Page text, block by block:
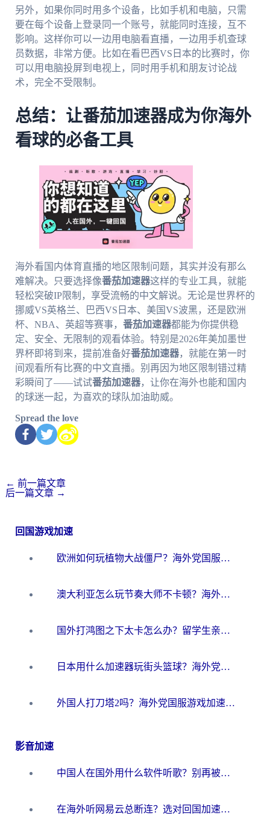
另外，如果你同时用多个设备，比如手机和电脑，只需
要在每个设备上登录同一个账号，就能同时连接，互不
影响。这样你可以一边用电脑看直播，一边用手机查球
员数据，非常方便。比如在看巴西VS日本的比赛时，你
可以用电脑投屏到电视上，同时用手机和朋友讨论战
术，完全不受限制。
总结：让番茄加速器成为你海外
看球的必备工具
海外看国内体育直播的地区限制问题，其实并没有那么
难解决。只要选择像番茄加速器这样的专业工具，就能
轻松突破IP限制，享受流畅的中文解说。无论是世界杯的
挪威VS英格兰、巴西VS日本、美国VS波黑，还是欧洲
杯、NBA、英超等赛事， 番茄加速器都能为你提供稳
定、安全、无限制的观看体验。特别是2026年美加墨世
界杯即将到来，提前准备好番茄加速器，就能在第一时
间观看所有比赛的中文直播。别再因为地区限制错过精
彩瞬间了——试试番茄加速器，让你在海外也能和国内
的球迷一起，为喜欢的球队加油助威。
Spread the love
← 前一篇文章
后一篇文章 →
回国游戏加速
欧洲如何玩植物大战僵尸？海外党国服游戏加速避坑指南（附实测对比）
澳大利亚怎么玩节奏大师不卡顿？海外党国服游戏加速终极指南
国外打鸿图之下太卡怎么办？留学生亲测有效的国服游戏加速方案
日本用什么加速器玩街头篮球？海外党国服游戏不卡顿的终极攻略
外国人打刀塔2吗？海外党国服游戏加速避坑全攻略
影音加速
中国人在国外用什么软件听歌？别再被地域限制卡脖子，这篇教你轻松解锁国内音乐库
在海外听网易云总断连？选对回国加速器，告别地区限制和卡顿